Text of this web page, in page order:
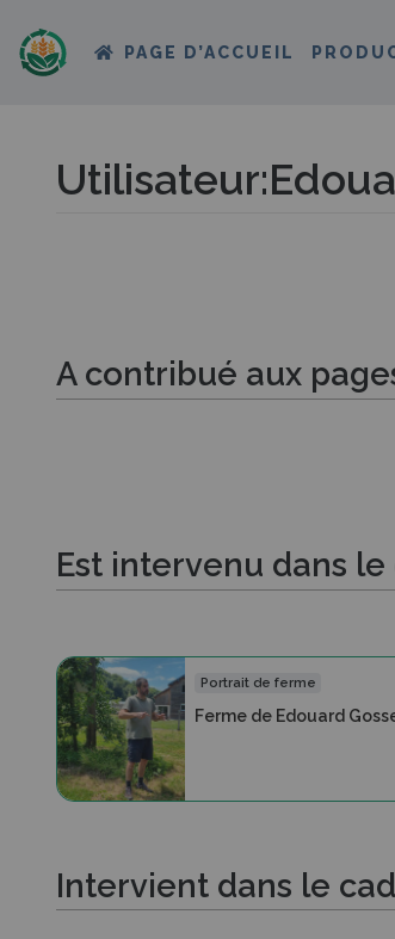
PAGE D’ACCUEIL
Utilisateur:
A contribué aux
Est intervenu dans
Portrait de ferme
Ferme de Edouard
Intervient dans le